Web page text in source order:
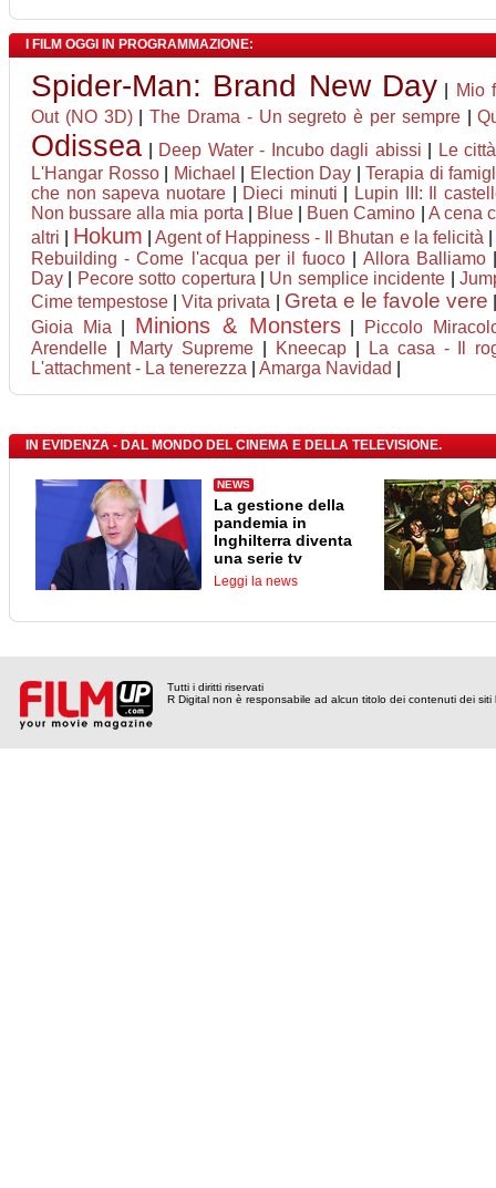
I FILM OGGI IN PROGRAMMAZIONE:
Spider-Man: Brand New Day
Mio
Out (NO 3D)|The Drama - Un segreto è per sempre|
Odissea Deep Water - Incubo dagli abissi
Le
L'Hangar Rosso| Michael Election Day |Terapia di
che non sapeva nuotare| Dieci minuti
Lupin III: Il
Non bussare alla mia porta
Blue| Buen Camino
A cena
altri
Hokum |Agent of Happiness - Il Bhutan e la felicità
Rebuilding - Come l'acqua per il fuoco
Allora Balliamo
Day
Pecore sotto copertura Un semplice incidente |
Cime tempestose |Vita privata Greta e le favole vere
Gioia Mia
Minions & Monsters|
Piccolo
Arendelle
Marty Supreme| Kneecap|
La casa - Il
L'attachment - La tenerezza
Amarga Navidad
IN EVIDENZA - DAL MONDO DEL CINEMA E DELLA TELEVISIONE.
NEWS
La gestione della
pandemia in
Inghilterra diventa
una serie tv
Leggi la news
Tutti i diritti riservati
R Digital non è responsabile ad alcun titolo dei contenuti dei siti